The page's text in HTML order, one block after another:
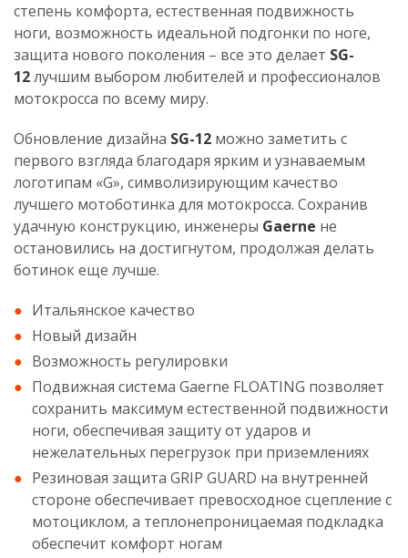
степень комфорта, естественная подвижность
ноги, возможность идеальной подгонки по ноге,
защита нового поколения – все это делает SG-
12лучшим выбором любителей и профессионалов
мотокросса по всему миру.
Обновление дизайна SG-12 можно заметить с
первого взгляда благодаря ярким и узнаваемым
логотипам «G», символизирующим качество
лучшего мотоботинка для мотокросса. Сохранив
удачную конструкцию, инженеры Gaerne не
остановились на достигнутом, продолжая делать
ботинок еще лучше.
Итальянское качество
Новый дизайн
Возможность регулировки
Подвижная система Gaerne FLOATING позволяет
сохранить максимум естественной подвижности
ноги, обеспечивая защиту от ударов и
нежелательных перегрузок при приземлениях
Резиновая защита GRIP GUARD на внутренней
стороне обеспечивает превосходное сцепление с
мотоциклом, а теплонепроницаемая подкладка
обеспечит комфорт ногам